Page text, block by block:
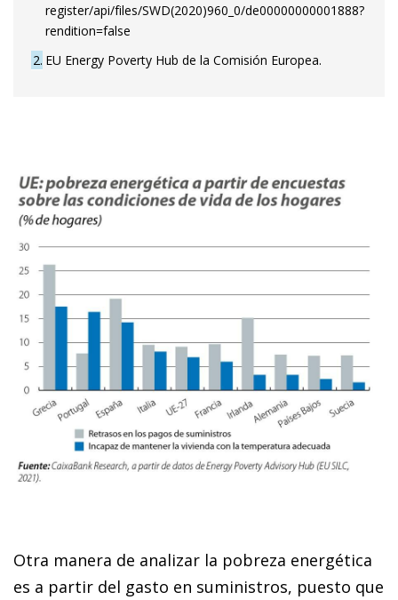
register/api/files/SWD(2020)960_0/de00000000001888?
rendition=false
2 EU Energy Poverty Hub de la Comisión Europea.
Otra manera de analizar la pobreza energética
es a partir del gasto en suministros, puesto que